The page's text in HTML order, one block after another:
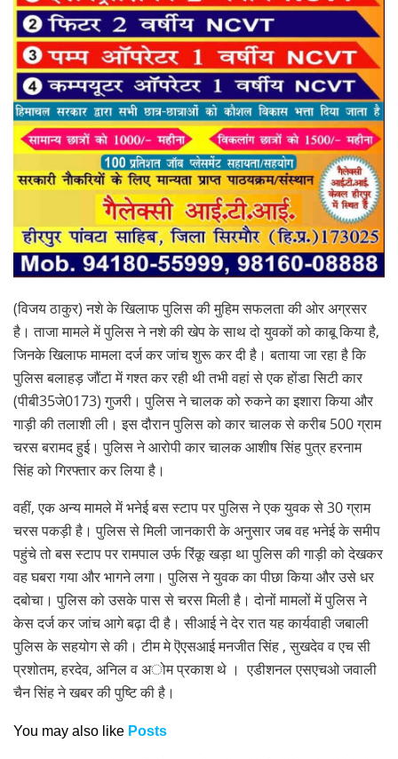
(विजय ठाकुर) नशे के खिलाफ पुलिस की मुहिम सफलता की ओर अग्रसर
है। ताजा मामले में पुलिस ने नशे की खेप के साथ दो युवकों को काबू किया है,
जिनके खिलाफ मामला दर्ज कर जांच शुरू कर दी है। बताया जा रहा है कि
पुलिस बलाहड़ जौंटा में गश्त कर रही थी तभी वहां से एक होंडा सिटी कार
(पीबी35जे0173) गुजरी। पुलिस ने चालक को रुकने का इशारा किया और
गाड़ी की तलाशी ली। इस दौरान पुलिस को कार चालक से करीब 500 ग्राम
चरस बरामद हुई। पुलिस ने आरोपी कार चालक आशीष सिंह पुत्र हरनाम
सिंह को गिरफ्तार कर लिया है।
वहीं, एक अन्य मामले में भनेई बस स्टाप पर पुलिस ने एक युवक से 30 ग्राम
चरस पकड़ी है। पुलिस से मिली जानकारी के अनुसार जब वह भनेई के समीप
पहुंचे तो बस स्टाप पर रामपाल उर्फ रिंकू खड़ा था पुलिस की गाड़ी को देखकर
वह घबरा गया और भागने लगा। पुलिस ने युवक का पीछा किया और उसे धर
दबोचा। पुलिस को उसके पास से चरस मिली है। दोनों मामलों में पुलिस ने
केस दर्ज कर जांच आगे बढ़ा दी है। सीआई ने देर रात यह कार्यवाही जबाली
पुलिस के सहयोग से की। टीम मे ऎएसआई मनजीत सिंह , सुखदेव व एच सी
प्रशोतम, हरदेव, अनिल व अोम प्रकाश थे । एडीशनल एसएचओ जवाली
चैन सिंह ने खबर की पुष्टि की है।
You may also like Posts